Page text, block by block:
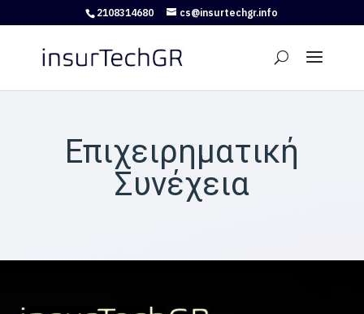
2108314680 cs@insurtechgr.info
Επιχειρηματική
Συνέχεια